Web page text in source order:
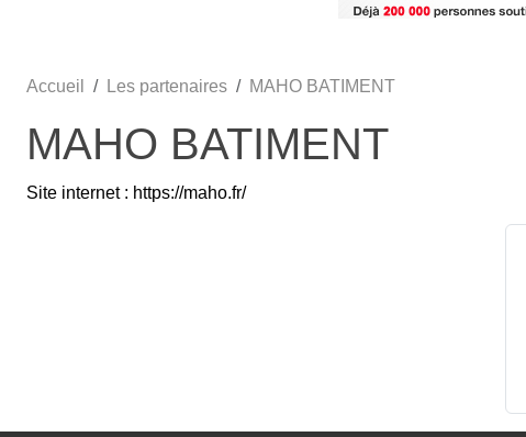
Accueil Les partenaires MAHO BATIMENT
MAHO BATIMENT
Site internet : https://maho.fr/